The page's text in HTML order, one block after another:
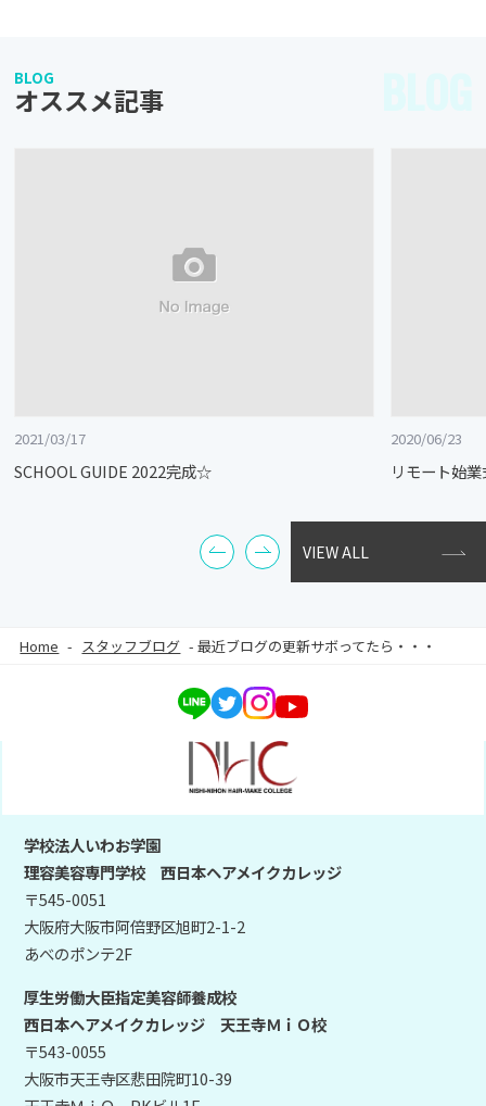
BLOG
オススメ記事
2021/03/17
SCHOOL GUIDE 2022完成☆
2020/06/23
リモート始
VIEW ALL
Home - スタッフブログ -最近ブログの更新サボってたら・・・
学校法人いわお学園
理容美容専門学校 西日本ヘアメイクカレッジ
〒545-0051
大阪府大阪市阿倍野区旭町2-1-2
あべのポンテ2F
厚生労働大臣指定美容師養成校
西日本ヘアメイクカレッジ 天王寺ＭｉＯ校
〒543-0055
大阪市天王寺区悲田院町10-39